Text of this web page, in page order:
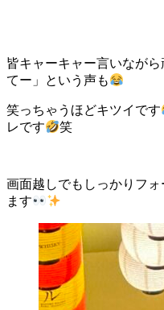
皆キャーキャー言いなが
てー」という声も
笑っちゃうほどキツイです
レです
笑
画面越しでもしっかりフ
ます